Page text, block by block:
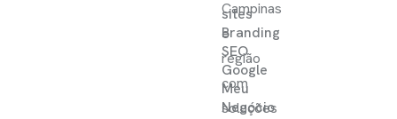
sites
Branding
SEO
Google
Meu
Negócio
Campinas
e
região
com
soluções